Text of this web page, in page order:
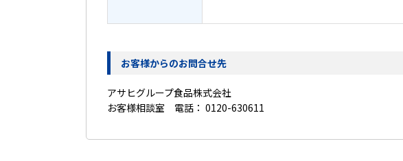
お客様からのお問合せ先
アサヒグループ食品株式会社
お客様相談室 電話： 0120-630611